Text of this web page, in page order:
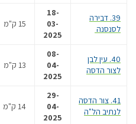
39. דבירה
לסנסנה
18-
03-
2025
15 ק"מ
40. עין לבן
לצור הדסה
08-
04-
2025
13 ק"מ
41. צור הדסה
לנתיב הל"ה
29-
04-
2025
14 ק"מ